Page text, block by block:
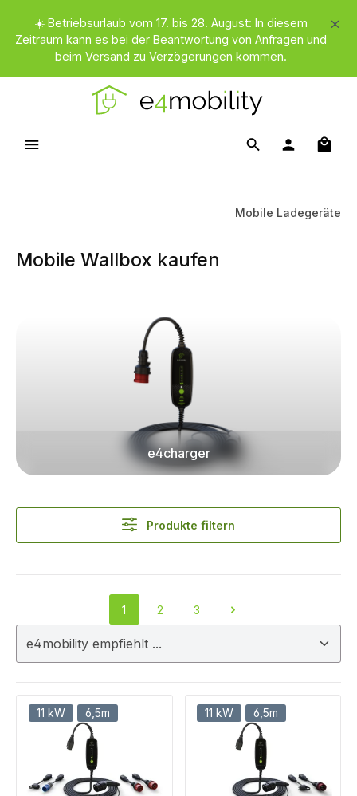
Zum Hauptinhalt springen
☀️ Betriebsurlaub vom 17. bis 28. August: In diesem
Zeitraum kann es bei der Beantwortung von Anfragen und
beim Versand zu Verzögerungen kommen.
Mobile Ladegeräte
Mobile Wallbox kaufen
Kategoriegalerie überspringen
e4charger
Produkte filtern
Seite
1
Seite
2
Seite
3
11 kW 6,5m 11 kW 6,5m